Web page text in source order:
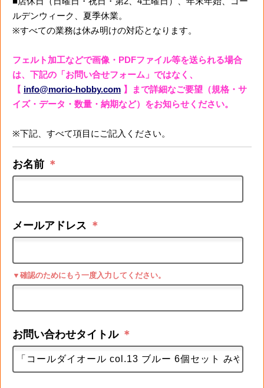
ルデンウィーク、夏季休業。
※すべての業務は休み明けの対応となります。
フェルト加工などで画像・PDFファイル等を送られる場合
は、下記の「お問い合せフォーム」ではなく、
【 info@morio-hobby.com 】まで詳細なご要望（規格・サ
イズ・データ・数量・納期など）をお知らせください。
※下記、すべて項目にご記入ください。
お名前 ＊
メールアドレス ＊
▼確認のためにもう一度入力してください。
お問い合わせタイトル ＊